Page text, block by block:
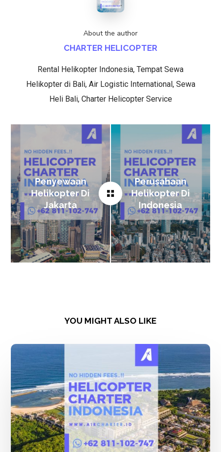
About the author
CHARTER HELICOPTER
Rental Helikopter Indonesia, Tempat Sewa
Helikopter di Bali, Air Logistic International, Sewa
Heli Bali, Charter Helicopter Service
Penyewaan
Helikopter Di
Jakarta
Perusahaan
Helikopter Di
Indonesia
YOU MIGHT ALSO LIKE
Helicopter
Flight